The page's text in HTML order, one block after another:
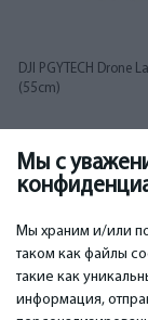
Мы с
Мы храним и/или
таком как файлы
такие как
информация,
DJI PGYTECH Drone
(55cm)
13.00€
1